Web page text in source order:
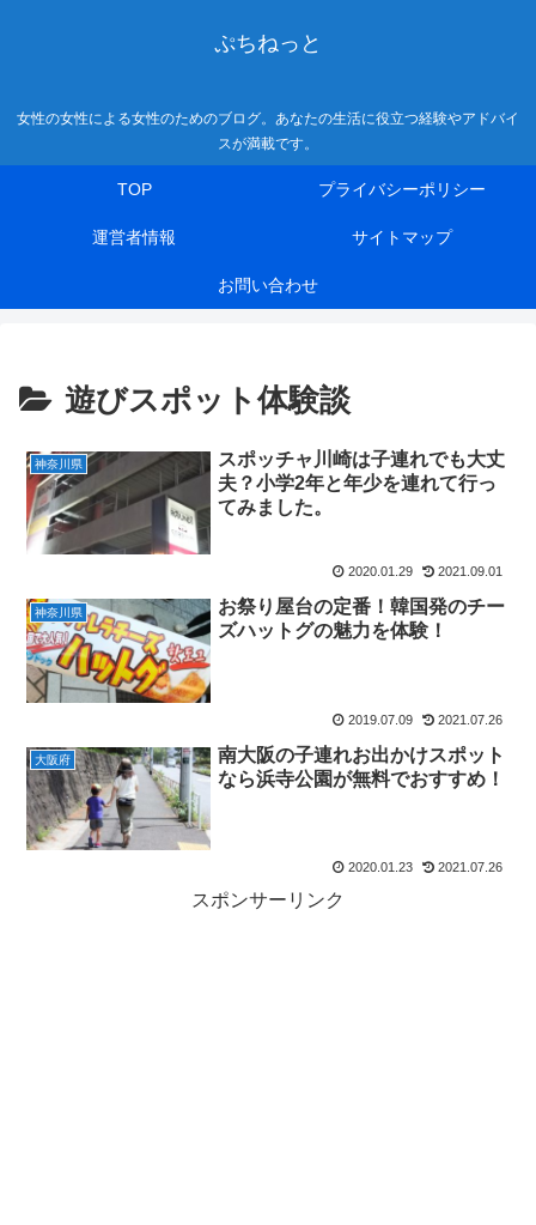
ぷちねっと
女性の女性による女性のためのブログ。あなたの生活に役立つ経験やアドバイ
スが満載です。
TOP プライバシーポリシー
運営者情報 サイトマップ
お問い合わせ
遊びスポット体験談
神奈川県
スポッチャ川崎は子連れでも大丈
夫？小学2年と年少を連れて行っ
てみました。
2020.01.29 2021.09.01
神奈川県
お祭り屋台の定番！韓国発のチー
ズハットグの魅力を体験！
2019.07.09 2021.07.26
大阪府
南大阪の子連れお出かけスポット
なら浜寺公園が無料でおすすめ！
2020.01.23 2021.07.26
スポンサーリンク